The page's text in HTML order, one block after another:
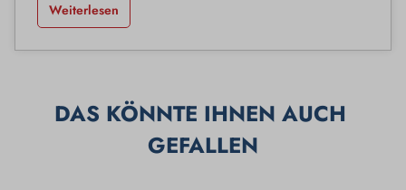
Weiterlesen
DAS KÖNNTE IHNEN AUCH
GEFALLEN